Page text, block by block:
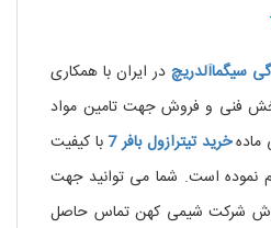
سیگماآلدریچ در ایران با همکاری
فنی و فروش جهت تامین مواد
مادهخرید تیترازول بافر7با کیفیت
نموده است. شما می توانید جهت
شرکت شیمی کهن تماس حاصل